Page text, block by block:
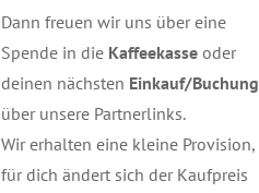
Dann freuen wir uns über eine
Spende in die Kaffeekasseoder
deinen nächsten Einkauf/Buchung
über unsere Partnerlinks.
Wir erhalten eine kleine Provision,
für dich ändert sich der Kaufpreis